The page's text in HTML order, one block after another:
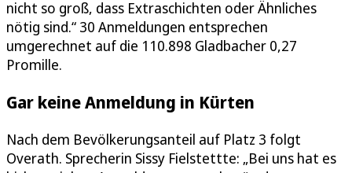
nicht so groß, dass Extraschichten oder Ähnliches
nötig sind.“ 30 Anmeldungen entsprechen
umgerechnet auf die 110.898 Gladbacher 0,27
Promille.
Gar keine Anmeldung in Kürten
Nach dem Bevölkerungsanteil auf Platz 3 folgt
Overath. Sprecherin Sissy Fielstettte: „Bei uns hat es